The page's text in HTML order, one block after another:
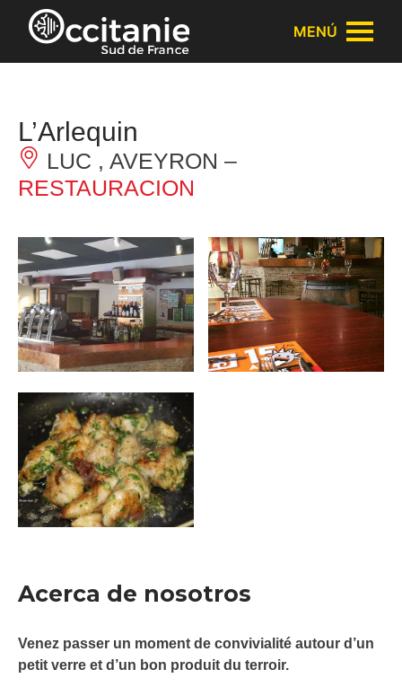
Panel de gestión de cookies
MENÚ
L’Arlequin
LUC , AVEYRON –
RESTAURACION
Acerca de nosotros
Venez passer un moment de convivialité autour d’un
petit verre et d’un bon produit du terroir.